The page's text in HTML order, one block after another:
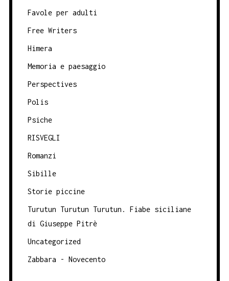
Favole per adulti
Free Writers
Himera
Memoria e paesaggio
Perspectives
Polis
Psiche
RISVEGLI
Romanzi
Sibille
Storie piccine
Turutun Turutun Turutun. Fiabe siciliane
di Giuseppe Pitrè
Uncategorized
Zabbara - Novecento